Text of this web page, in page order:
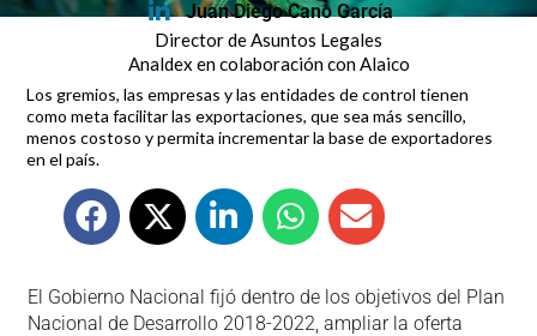
Juan Diego Cano García
Director de Asuntos Legales
Analdex en colaboración con Alaico
Los gremios, las empresas y las entidades de control tienen
como meta facilitar las exportaciones, que sea más sencillo,
menos costoso y permita incrementar la base de exportadores
en el país.
El Gobierno Nacional fijó dentro de los objetivos del Plan
Nacional de Desarrollo 2018-2022, ampliar la oferta